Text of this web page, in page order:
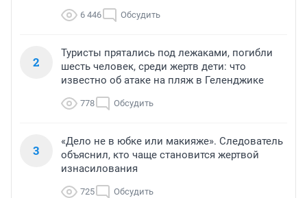
6 446 Обсудить
2
Туристы прятались под лежаками, погибли
шесть человек, среди жертв дети: что
известно об атаке на пляж в Геленджике
778 Обсудить
3
«Дело не в юбке или макияже». Следователь
объяснил, кто чаще становится жертвой
изнасилования
725 Обсудить